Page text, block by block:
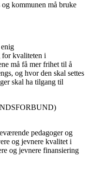
og kommunen må bruke
for kvaliteten i
må få mer frihet til å
og hvor den skal settes
skal ha tilgang til
pedagoger og
og jevnere kvalitet i
og jevnere finansiering